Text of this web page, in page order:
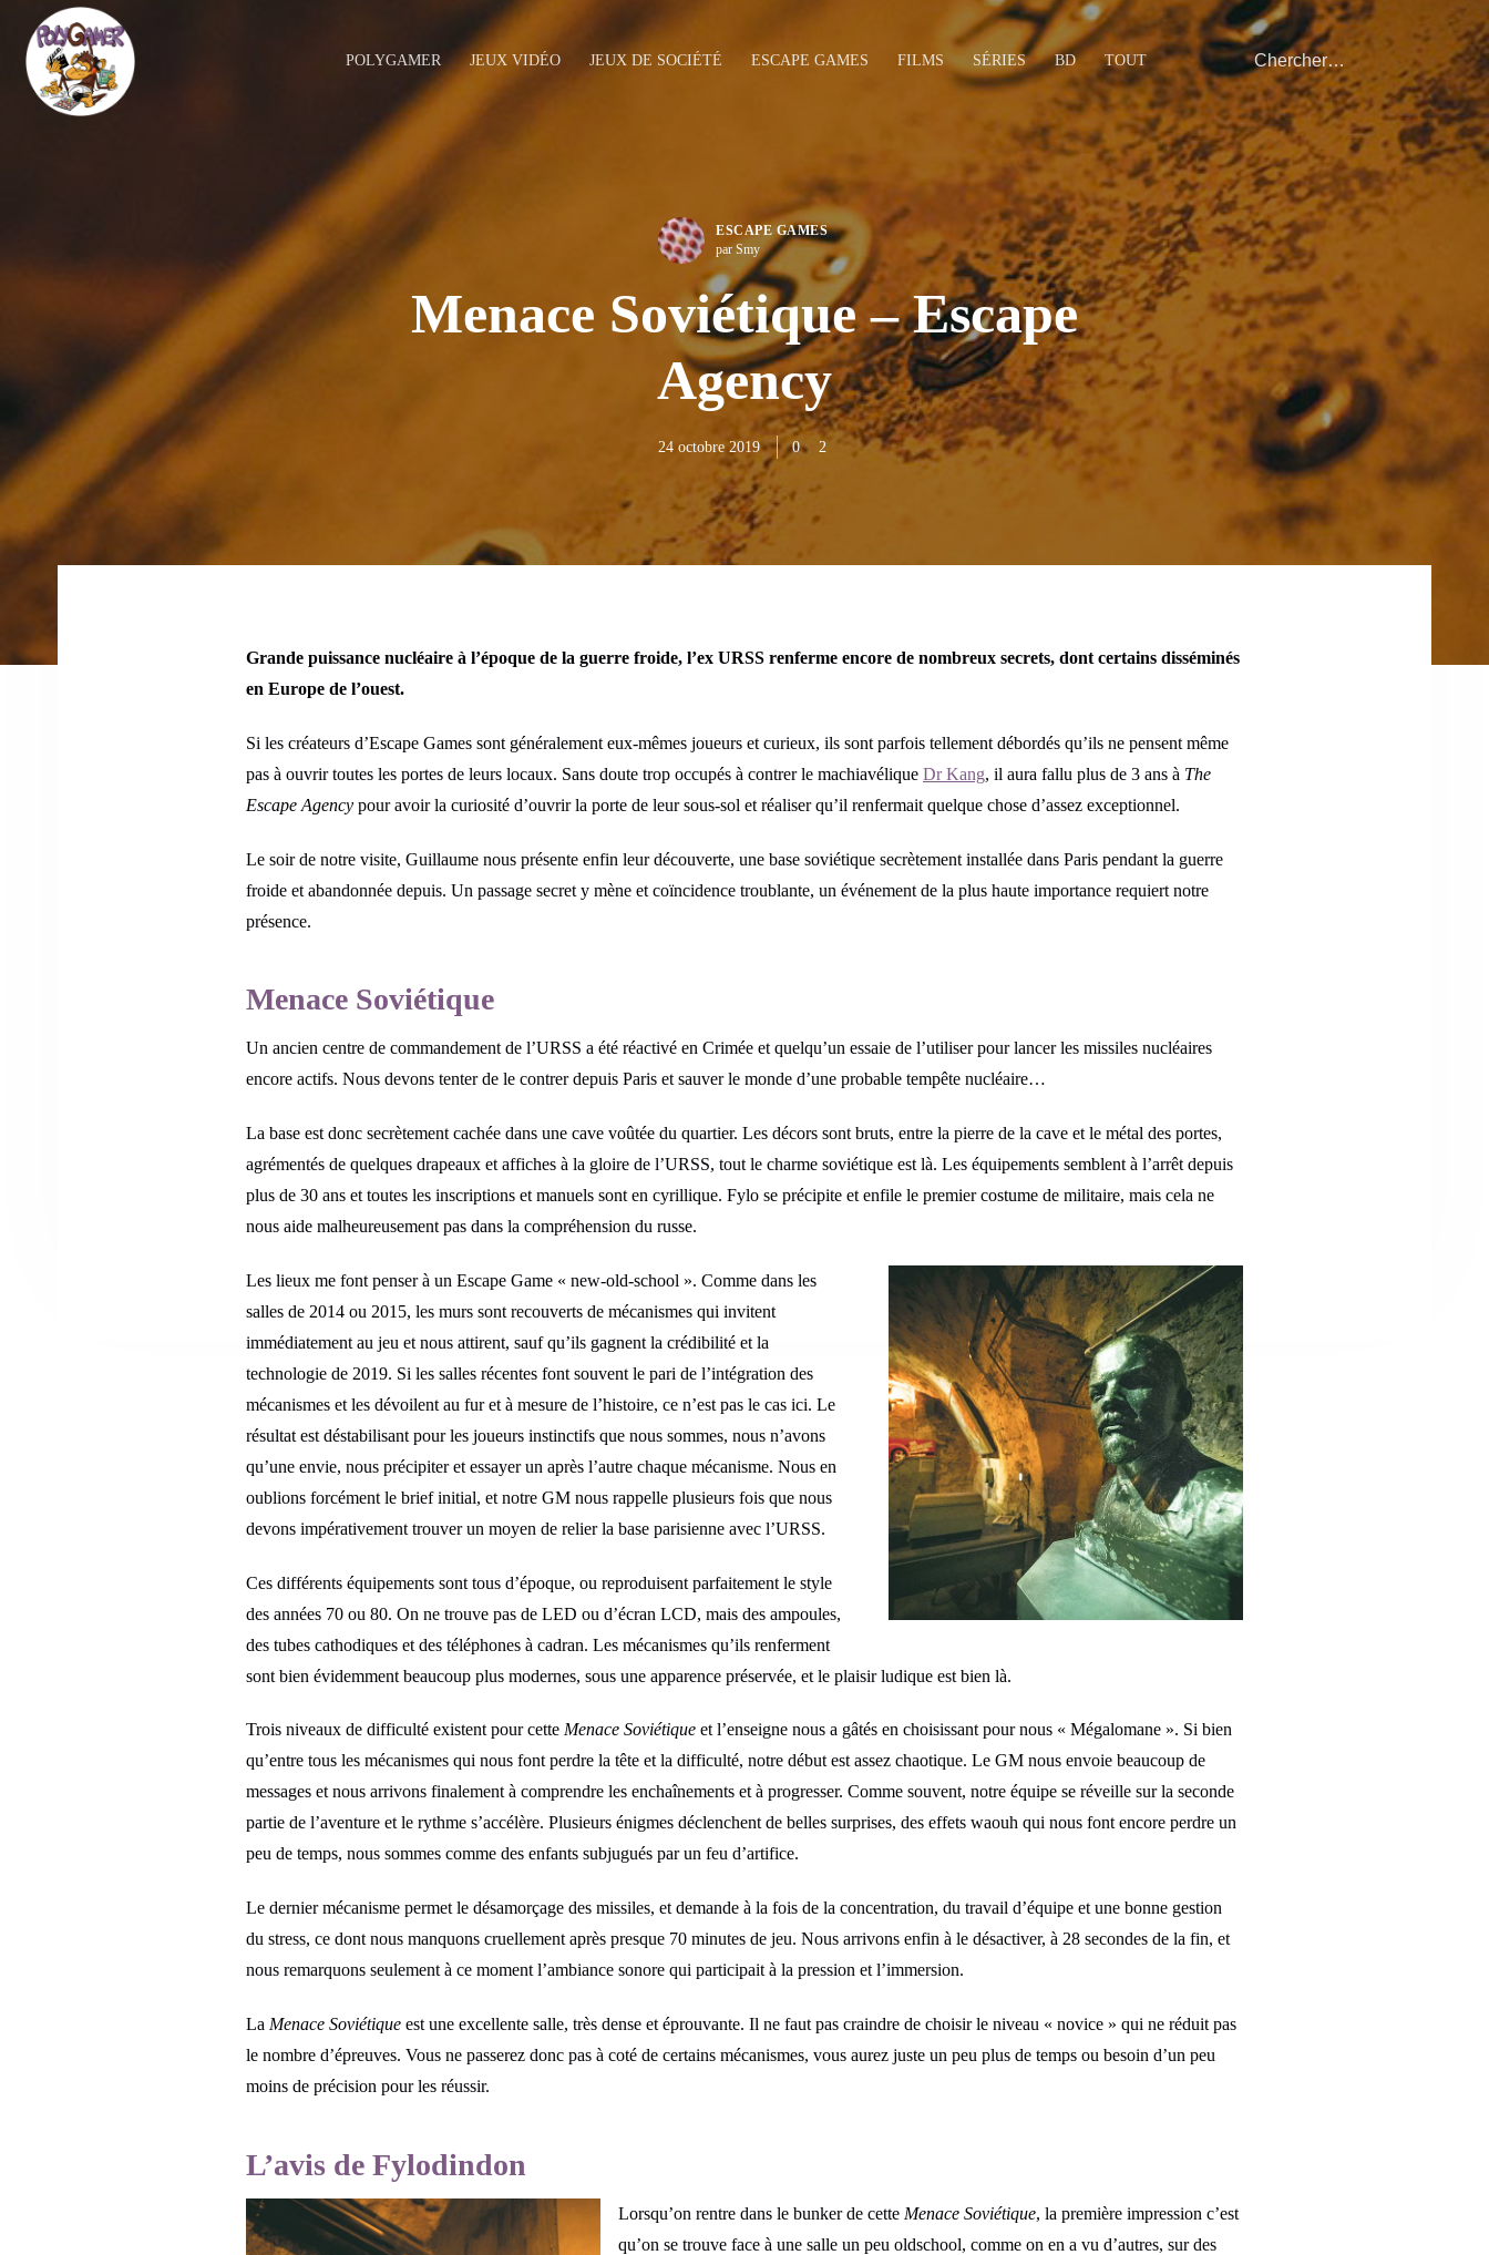
POLYGAMER JEUX VIDÉO JEUX DE SOCIÉTÉ ESCAPE GAMES FILMS SÉRIES BD TOUT
ESCAPE GAMES
par Smy
Menace Soviétique – Escape
Agency
24 octobre 2019 0 2
Grande puissance nucléaire à l’époque de la guerre froide, l’ex URSS renferme encore de nombreux secrets, dont certains disséminés
en Europe de l’ouest.
Si les créateurs d’Escape Games sont généralement eux-mêmes joueurs et curieux, ils sont parfois tellement débordés qu’ils ne pensent même
pas à ouvrir toutes les portes de leurs locaux. Sans doute trop occupés à contrer le machiavélique Dr Kang, il aura fallu plus de 3 ans à The
Escape Agency pour avoir la curiosité d’ouvrir la porte de leur sous-sol et réaliser qu’il renfermait quelque chose d’assez exceptionnel.
Le soir de notre visite, Guillaume nous présente enfin leur découverte, une base soviétique secrètement installée dans Paris pendant la guerre
froide et abandonnée depuis. Un passage secret y mène et coïncidence troublante, un événement de la plus haute importance requiert notre
présence.
Menace Soviétique
Un ancien centre de commandement de l’URSS a été réactivé en Crimée et quelqu’un essaie de l’utiliser pour lancer les missiles nucléaires
encore actifs. Nous devons tenter de le contrer depuis Paris et sauver le monde d’une probable tempête nucléaire…
La base est donc secrètement cachée dans une cave voûtée du quartier. Les décors sont bruts, entre la pierre de la cave et le métal des portes,
agrémentés de quelques drapeaux et affiches à la gloire de l’URSS, tout le charme soviétique est là. Les équipements semblent à l’arrêt depuis
plus de 30 ans et toutes les inscriptions et manuels sont en cyrillique. Fylo se précipite et enfile le premier costume de militaire, mais cela ne
nous aide malheureusement pas dans la compréhension du russe.
Les lieux me font penser à un Escape Game « new-old-school ». Comme dans les
salles de 2014 ou 2015, les murs sont recouverts de mécanismes qui invitent
immédiatement au jeu et nous attirent, sauf qu’ils gagnent la crédibilité et la
technologie de 2019. Si les salles récentes font souvent le pari de l’intégration des
mécanismes et les dévoilent au fur et à mesure de l’histoire, ce n’est pas le cas ici. Le
résultat est déstabilisant pour les joueurs instinctifs que nous sommes, nous n’avons
qu’une envie, nous précipiter et essayer un après l’autre chaque mécanisme. Nous en
oublions forcément le brief initial, et notre GM nous rappelle plusieurs fois que nous
devons impérativement trouver un moyen de relier la base parisienne avec l’URSS.
Ces différents équipements sont tous d’époque, ou reproduisent parfaitement le style
des années 70 ou 80. On ne trouve pas de LED ou d’écran LCD, mais des ampoules,
des tubes cathodiques et des téléphones à cadran. Les mécanismes qu’ils renferment
sont bien évidemment beaucoup plus modernes, sous une apparence préservée, et le plaisir ludique est bien là.
Trois niveaux de difficulté existent pour cette Menace Soviétique et l’enseigne nous a gâtés en choisissant pour nous « Mégalomane ». Si bien
qu’entre tous les mécanismes qui nous font perdre la tête et la difficulté, notre début est assez chaotique. Le GM nous envoie beaucoup de
messages et nous arrivons finalement à comprendre les enchaînements et à progresser. Comme souvent, notre équipe se réveille sur la seconde
partie de l’aventure et le rythme s’accélère. Plusieurs énigmes déclenchent de belles surprises, des effets waouh qui nous font encore perdre un
peu de temps, nous sommes comme des enfants subjugués par un feu d’artifice.
Le dernier mécanisme permet le désamorçage des missiles, et demande à la fois de la concentration, du travail d’équipe et une bonne gestion
du stress, ce dont nous manquons cruellement après presque 70 minutes de jeu. Nous arrivons enfin à le désactiver, à 28 secondes de la fin, et
nous remarquons seulement à ce moment l’ambiance sonore qui participait à la pression et l’immersion.
La Menace Soviétique est une excellente salle, très dense et éprouvante. Il ne faut pas craindre de choisir le niveau « novice » qui ne réduit pas
le nombre d’épreuves. Vous ne passerez donc pas à coté de certains mécanismes, vous aurez juste un peu plus de temps ou besoin d’un peu
moins de précision pour les réussir.
L’avis de Fylodindon
Lorsqu’on rentre dans le bunker de cette Menace Soviétique, la première impression c’est
qu’on se trouve face à une salle un peu oldschool, comme on en a vu d’autres, sur des